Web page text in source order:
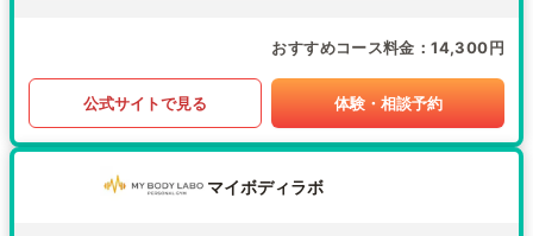
おすすめコース料金 14,300円
公式サイトで見る 体験・相談予約
マイボディラボ